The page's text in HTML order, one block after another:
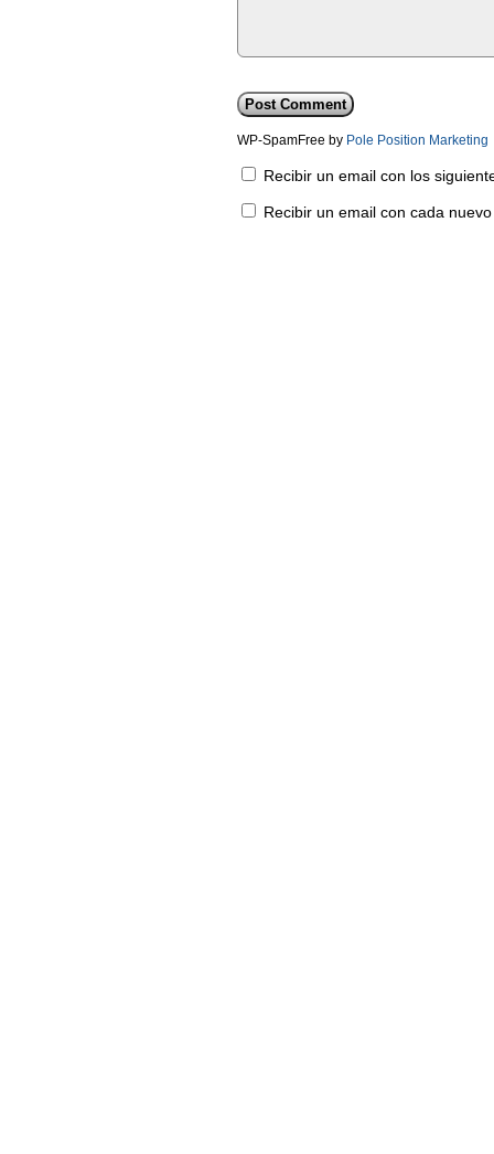
WP-SpamFree by Pole Position Marketing
Recibir un email con los
Recibir un email con cada